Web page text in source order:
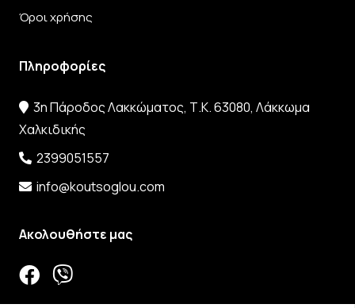
Όροι χρήσης
Πληροφορίες
3η Πάροδος Λακκώματος, Τ.Κ. 63080, Λάκκωμα
Χαλκιδικής
2399051557
info@koutsoglou.com
Ακολουθήστε μας